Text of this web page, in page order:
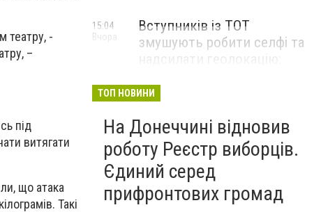
театру, -
–
під
витягати
що атака
Такі
Вступників із ТОТ
змушують робити селфі та
до МОН
15:04
Вчора
ТОП НОВИНИ
На Донеччині відновив
роботу Реєстр виборців.
Єдиний серед
прифронтових громад